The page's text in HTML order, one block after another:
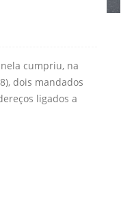
cumpriu, na
dois mandados
ligados a